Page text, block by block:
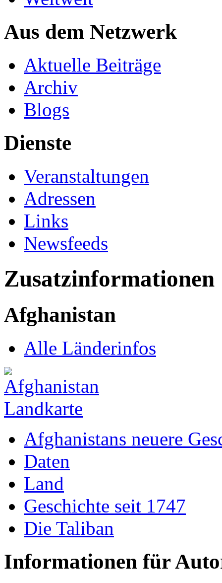
Aus dem Netzwerk
Aktuelle Beiträge
Archiv
Blogs
Dienste
Veranstaltungen
Adressen
Links
Newsfeeds
Zusatzinformationen
Afghanistan
Alle Länderinfos
Afghanistans neuere
Daten
Land
Geschichte seit 1747
Die Taliban
Informationen für